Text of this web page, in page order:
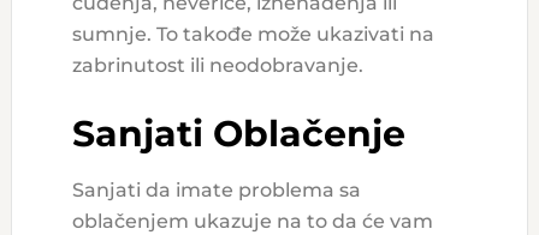
sumnje. To takođe može ukazivati na
zabrinutost ili neodobravanje.
Sanjati Oblačenje
Sanjati da imate problema sa
oblačenjem ukazuje na to da će vam